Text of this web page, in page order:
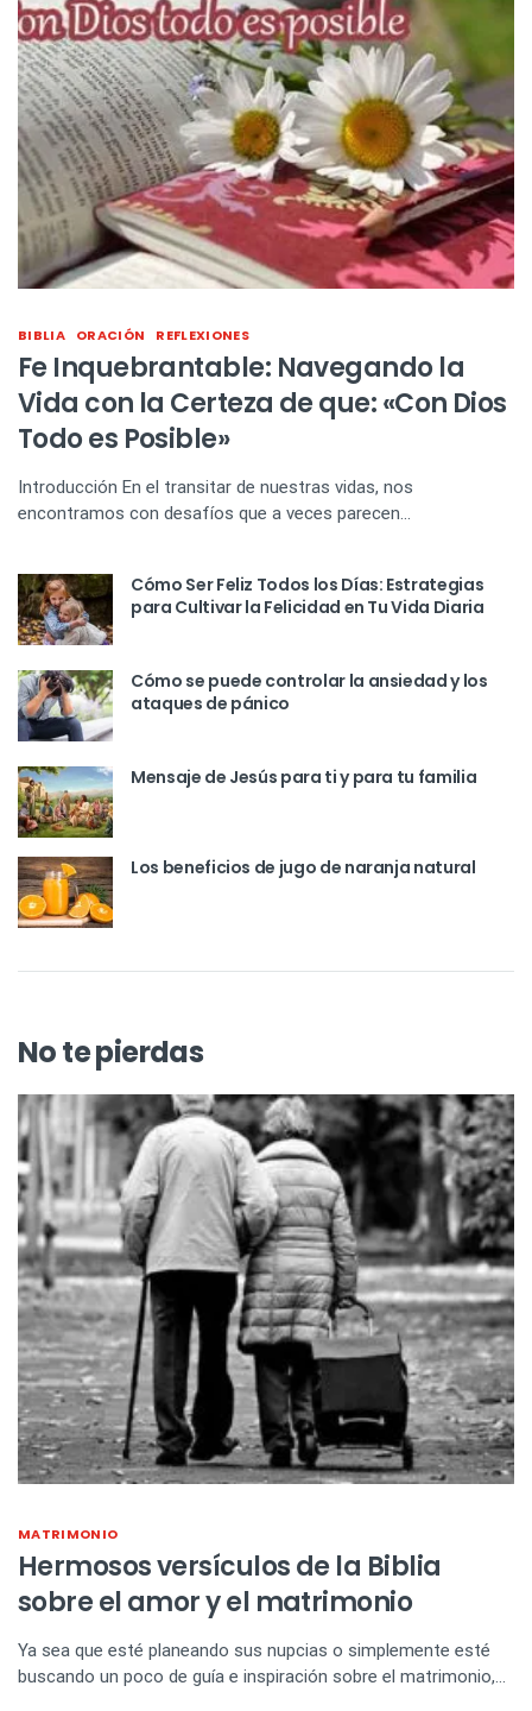
BIBLIA ORACIÓN REFLEXIONES
Fe Inquebrantable: Navegando la
Vida con la Certeza de que: «Con Dios
Todo es Posible»
Introducción En el transitar de nuestras vidas, nos
encontramos con desafíos que a veces parecen…
Cómo Ser Feliz Todos los Días: Estrategias
para Cultivar la Felicidad en Tu Vida Diaria
Cómo se puede controlar la ansiedad y los
ataques de pánico
Mensaje de Jesús para ti y para tu familia
Los beneficios de jugo de naranja natural
No te pierdas
MATRIMONIO
Hermosos versículos de la Biblia
sobre el amor y el matrimonio
Ya sea que esté planeando sus nupcias o simplemente esté
buscando un poco de guía e inspiración sobre el matrimonio,…